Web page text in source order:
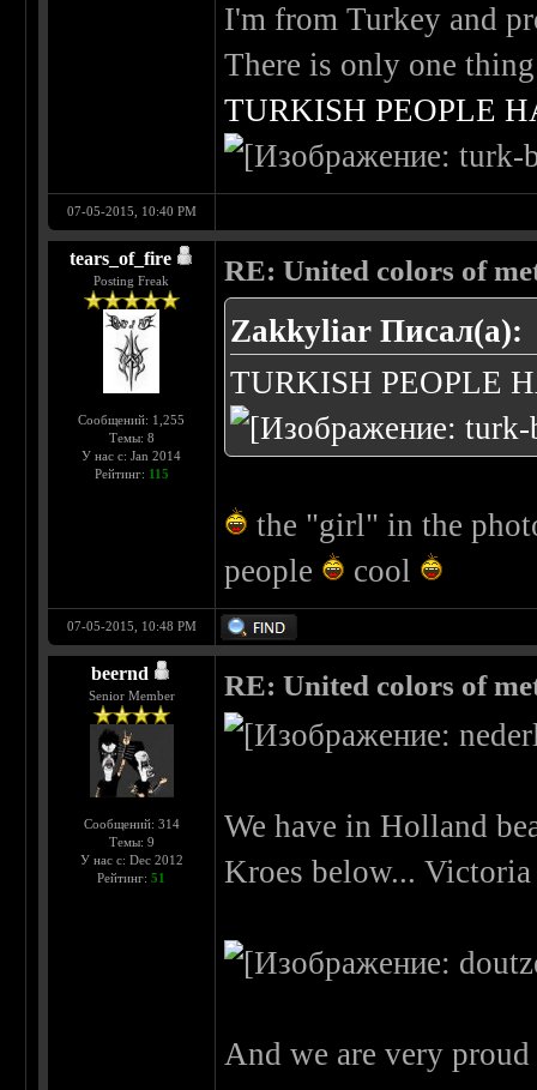
I'm from Turkey and
There is only one
TURKISH PEOPLE
07-05-2015, 10:40 PM
tears_of_fire
Posting Freak
Сообщений: 1,255
Темы: 8
У нас с: Jan 2014
Рейтинг: 115
RE: United colors of
Zakkyliar Писал(а):
TURKISH PEOPLE
the "girl" in the
people
cool
07-05-2015, 10:48 PM
beernd
Senior Member
Сообщений: 314
Темы: 9
У нас с: Dec 2012
Рейтинг:51
RE: United colors of
We have in Holland
Kroes below...
And we are very